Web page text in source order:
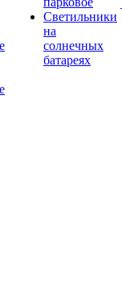
Светильники
на
солнечных
батареях